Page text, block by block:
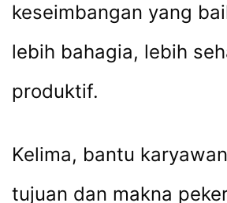
keseimbangan yang
lebih bahagia, lebih
produktif.
Kelima, bantu
tujuan dan makna